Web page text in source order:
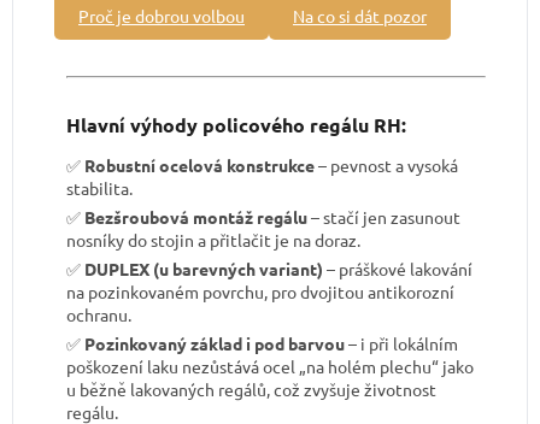
Proč je dobrou volbou Na co si dát pozor
Hlavní výhody policového regálu RH:
✅ Robustní ocelová konstrukce– pevnost a vysoká
stabilita.
✅ Bezšroubová montáž regálu– stačí jen zasunout
nosníky do stojin a přitlačit je na doraz.
✅ DUPLEX (u barevných variant) – práškové lakování
na pozinkovaném povrchu, pro dvojitou antikorozní
ochranu.
✅ Pozinkovaný základ i pod barvou– i při lokálním
poškození laku nezůstává ocel „na holém plechu“ jako
u běžně lakovaných regálů, což zvyšuje životnost
regálu.